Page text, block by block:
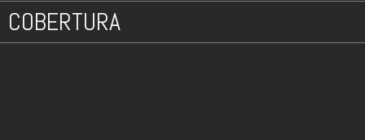
COBERTURA